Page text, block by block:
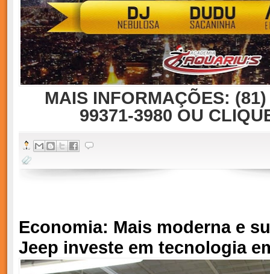
MAIS INFORMAÇÕES:
99371-3980 OU
Economia: Mais moderna e
Jeep investe em tecnologia